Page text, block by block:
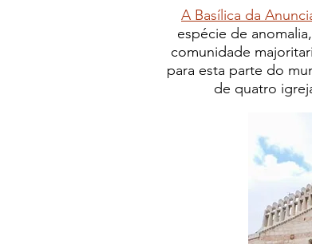
A Basílica da
espécie de
comunidade
para esta parte do
de quatro